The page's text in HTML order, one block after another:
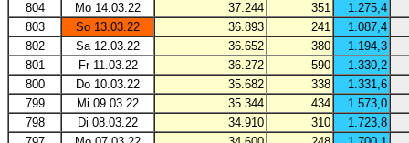
804
Mo 14.03.22 37.244 351
1.275,4
803
So 13.03.22 36.893 241
1.087,4
802
Sa 12.03.22 36.652 380
1.194,3
801
Fr 11.03.22 36.272 590
1.330,2
800
Do 10.03.22 35.682 338
1.331,6
799
Mi 09.03.22 35.344 434
1.573,0
798
Di 08.03.22 34.910 310
1.723,8